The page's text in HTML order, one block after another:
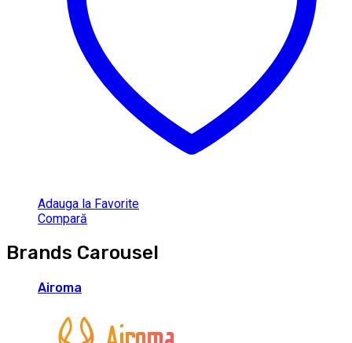
Adauga la Favorite
Compară
Brands Carousel
Airoma